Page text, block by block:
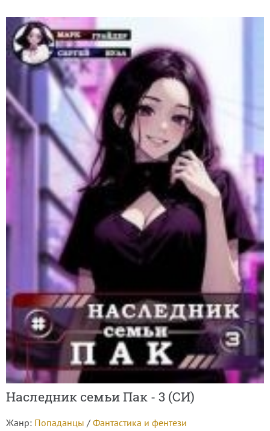
Наследник семьи Пак - 3 (СИ)
Жанр: Попаданцы / Фантастика и фентези